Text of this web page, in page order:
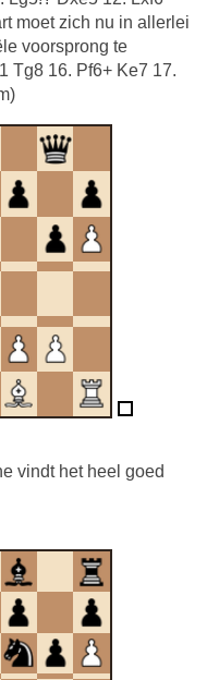
moet zich nu in allerlei
voorsprong te
Tg8 16. Pf6+ Ke7 17.
vindt het heel goed